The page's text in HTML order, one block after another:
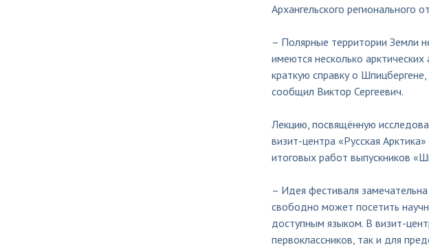
Архангельского регионального
– Полярные территории Земли
имеются несколько
краткую справку о
сообщил Виктор Сергеевич.
Лекцию, посвящённую
визит-центра «Русская
итоговых работ выпускников
– Идея фестиваля
свободно может посетить
доступным языком. В визит-
первоклассников, так и для